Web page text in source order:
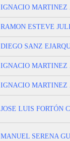
IGNACIO MARTINEZ
RAMON ESTEVE
DIEGO SANZ
IGNACIO MARTINEZ
IGNACIO MARTINEZ
JOSE LUIS FORTÓN
MANUEL SERENA